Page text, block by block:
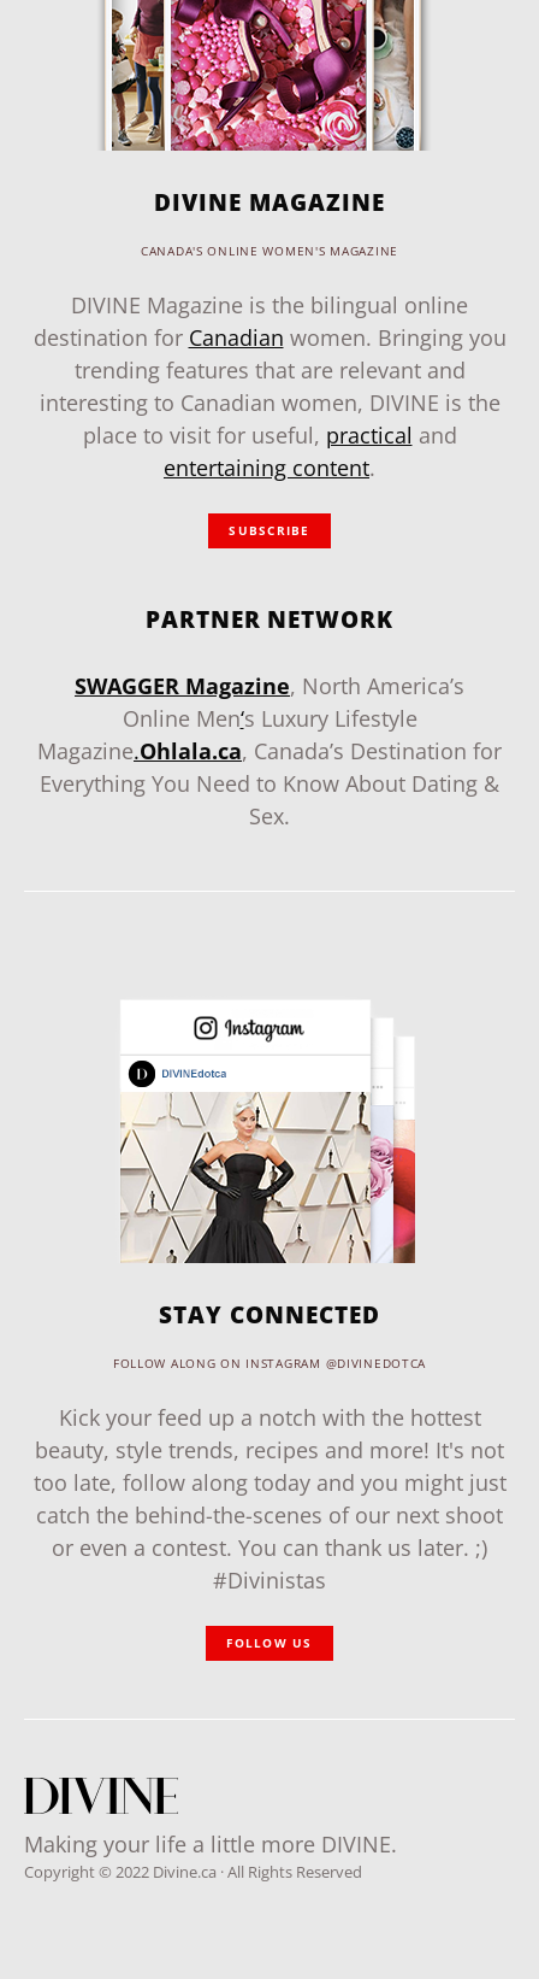
DIVINE MAGAZINE
CANADA'S ONLINE WOMEN'S MAGAZINE
DIVINE Magazine is the bilingual online
destination for Canadian women. Bringing you
trending features that are relevant and
interesting to Canadian women, DIVINE is the
place to visit for useful, practical and
entertaining content.
SUBSCRIBE
PARTNER NETWORK
SWAGGER Magazine, North America’s
Online Men‘s Luxury Lifestyle
Magazine.Ohlala.ca, Canada’s Destination for
Everything You Need to Know About Dating &
Sex.
STAY CONNECTED
FOLLOW ALONG ON INSTAGRAM @DIVINEDOTCA
Kick your feed up a notch with the hottest
beauty, style trends, recipes and more! It's not
too late, follow along today and you might just
catch the behind-the-scenes of our next shoot
or even a contest. You can thank us later. ;)
#Divinistas
FOLLOW US
Making your life a little more DIVINE.
Copyright © 2022 Divine.ca · All Rights Reserved